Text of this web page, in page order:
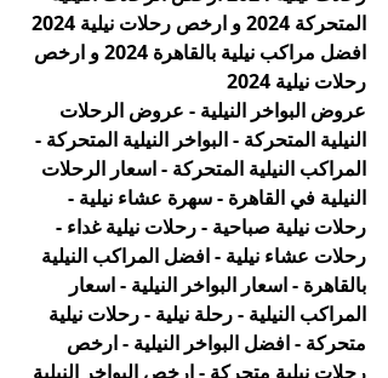
افضل مراكب نيلية بالقاهرة 2024 و ارخص
رحلات نيلية 2024
عروض البواخر النيلية - عروض الرحلات
النيلية المتحركة - البواخر النيلية المتحركة -
المراكب النيلية المتحركة - اسعار الرحلات
النيلية في القاهرة - سهرة عشاء نيلية -
رحلات نيلية صباحية - رحلات نيلية غداء -
رحلات عشاء نيلية - افضل المراكب النيلية
بالقاهرة - اسعار البواخر النيلية - اسعار
المراكب النيلية - رحلة نيلية - رحلات نيلية
متحركة - افضل البواخر النيلية - ارخص
رحلات نيلية متحركة - ارخص البواخر النيلية